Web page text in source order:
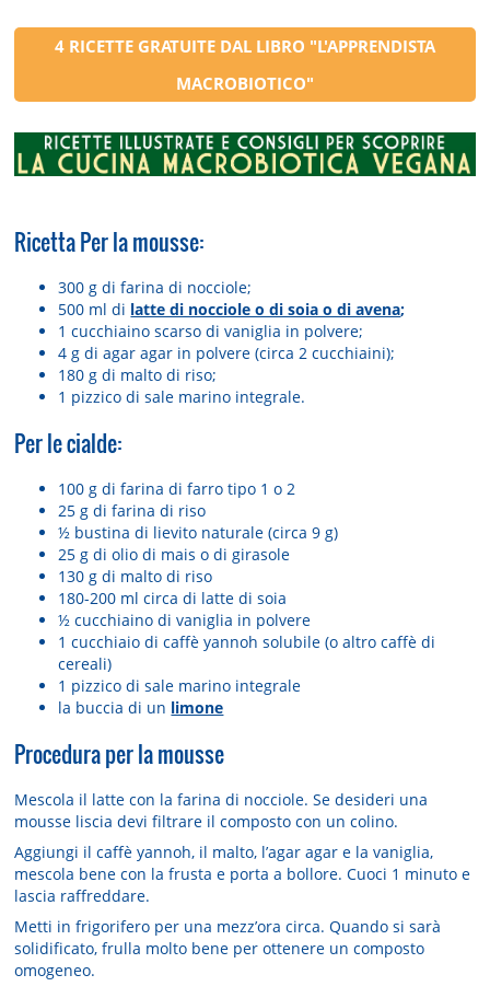
4 RICETTE GRATUITE DAL LIBRO "L'APPRENDISTA
MACROBIOTICO"
Ricetta Per la mousse:
300 g di farina di nocciole;
500 ml di latte di nocciole o di soia o di avena;
1 cucchiaino scarso di vaniglia in polvere;
4 g di agar agar in polvere (circa 2 cucchiaini);
180 g di malto di riso;
1 pizzico di sale marino integrale.
Per le cialde:
100 g di farina di farro tipo 1 o 2
25 g di farina di riso
½ bustina di lievito naturale (circa 9 g)
25 g di olio di mais o di girasole
130 g di malto di riso
180-200 ml circa di latte di soia
½ cucchiaino di vaniglia in polvere
1 cucchiaio di caffè yannoh solubile (o altro caffè di
cereali)
1 pizzico di sale marino integrale
la buccia di un limone
Procedura per la mousse
Mescola il latte con la farina di nocciole. Se desideri una
mousse liscia devi filtrare il composto con un colino.
Aggiungi il caffè yannoh, il malto, l’agar agar e la vaniglia,
mescola bene con la frusta e porta a bollore. Cuoci 1 minuto e
lascia raffreddare.
Metti in frigorifero per una mezz’ora circa. Quando si sarà
solidificato, frulla molto bene per ottenere un composto
omogeneo.